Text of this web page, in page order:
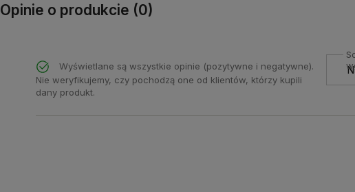
Opinie o produkcie (0)
Wyświetlane są wszystkie opinie (pozytywne i negatywne).
Nie weryfikujemy, czy pochodzą one od klientów, którzy kupili
dany produkt.